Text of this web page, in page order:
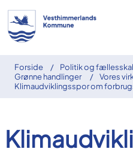
Forside Politik og
Grønne handlinger
Vores
Klimaudviklingsspor om